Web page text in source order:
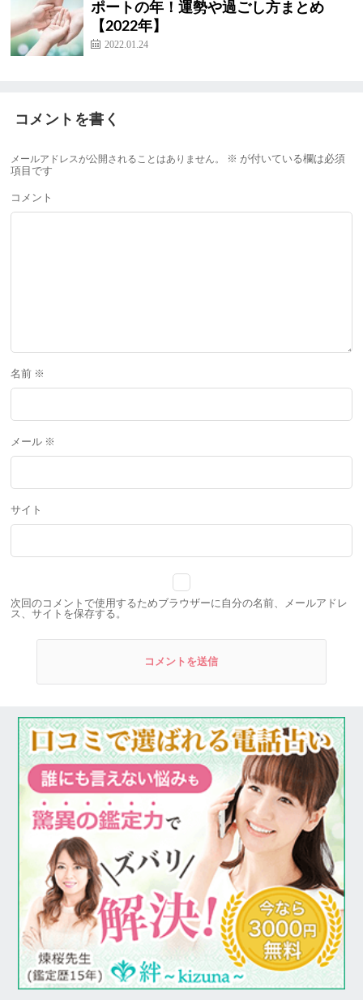
ポートの年！運勢や過ごし方まとめ
【2022年】
2022.01.24
コメントを書く
メールアドレスが公開されることはありません。 ※ が付いている欄は必須
項目です
コメント
名前 ※
メール ※
サイト
次回のコメントで使用するためブラウザーに自分の名前、メールアドレ
ス、サイトを保存する。